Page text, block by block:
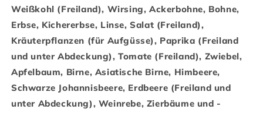
Weißkohl (Freiland), Wirsing, Ackerbohne, Bohne,
Erbse, Kichererbse, Linse, Salat (Freiland),
Kräuterpflanzen (für Aufgüsse), Paprika (Freiland
und unter Abdeckung), Tomate (Freiland), Zwiebel,
Apfelbaum, Birne, Asiatische Birne, Himbeere,
Schwarze Johannisbeere, Erdbeere (Freiland und
unter Abdeckung), Weinrebe, Zierbäume und -